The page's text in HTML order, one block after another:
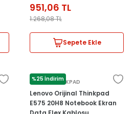
951,06 TL
1.268,08TL
Sepete Ekle
%25 İndirim
LENOVO THİNKPAD
Lenovo Orijinal Thinkpad
E575 20H8 Notebook Ekran